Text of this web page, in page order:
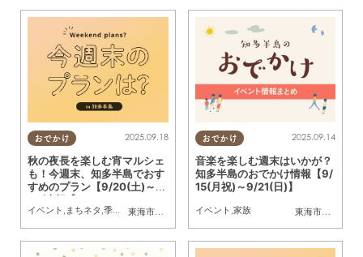
おでかけ
東海市
,東浦町 阿久比町 常滑市,
2025.09.18
秋の夜長を楽しむ宵マルシェ
も！今週末、知多半島でおす
すめのプラン【9/20(土)～9/
23(火祝)】
イベント まちネタ 季節ネタ ,まとめ記事
おでかけ
東海市
,大府市
2025.09.14
音楽を楽しむ週末はいかが？
知多半島のおでかけ情報【9/
15(月祝)～9/21(日)】
イベント 家族